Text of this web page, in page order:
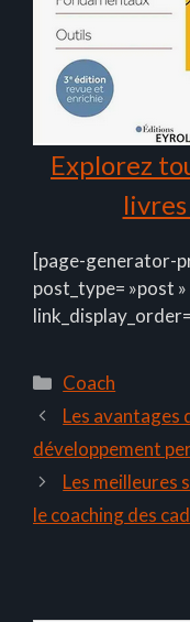
Explorez
[page-generator-
post_type= »post
Catégories
Coach
Les avantages
développement
Les meilleures
le coaching des